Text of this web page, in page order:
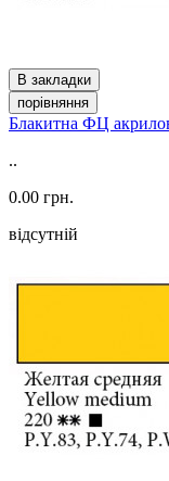
В закладки
порівняння
Блакитна ФЦ
..
0.00 грн.
відсутній